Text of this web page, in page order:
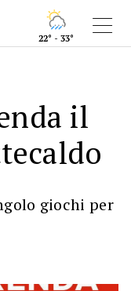
22° - 33°
il
giochi per